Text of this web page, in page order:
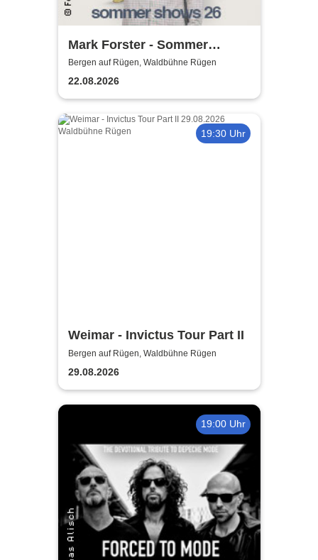
Mark Forster - Sommer
Shows 2026
Bergen auf Rügen, Waldbühne Rügen
22.08.2026
19:30 Uhr
Weimar - Invictus Tour Part II
Bergen auf Rügen, Waldbühne Rügen
29.08.2026
19:00 Uhr